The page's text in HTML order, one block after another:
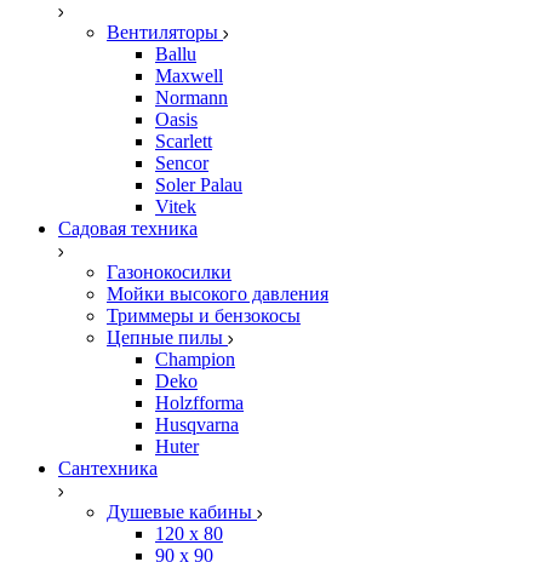
Вентиляторы
Ballu
Maxwell
Normann
Oasis
Scarlett
Sencor
Soler Palau
Vitek
Садовая техника
Газонокосилки
Мойки высокого давления
Триммеры и бензокосы
Цепные пилы
Champion
Deko
Holzfforma
Husqvarna
Huter
Сантехника
Душевые кабины
120 x 80
90 х 90